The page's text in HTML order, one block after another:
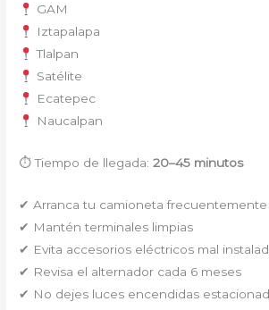
GAM
Iztapalapa
Tlalpan
Satélite
Ecatepec
Naucalpan
⏱ Tiempo de llegada:20–45 minutos
✔ Arranca tu camioneta frecuentemente
✔ Mantén terminales limpias
✔ Evita accesorios eléctricos mal
✔ Revisa el alternador cada 6 meses
✔ No dejes luces encendidas